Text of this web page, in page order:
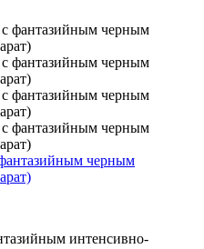
черным